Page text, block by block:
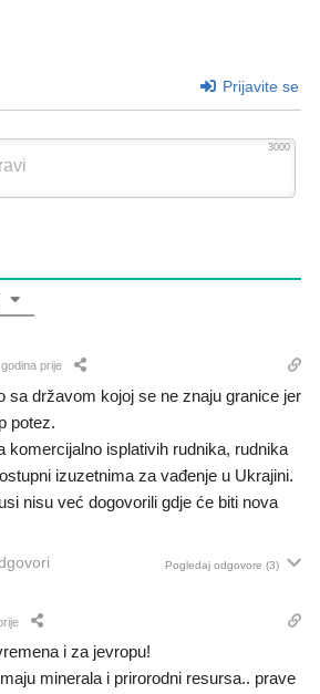
Prijavite se
3000
godina prije
sa državom kojoj se ne znaju granice jer
potez.
komercijalno isplativih rudnika, rudnika
izuzetnima za vađenje u Ukrajini.
nisu već dogovorili gdje će biti nova
Pogledaj odgovore (3)
i za jevropu!
minerala i prirorodni resursa.. prave